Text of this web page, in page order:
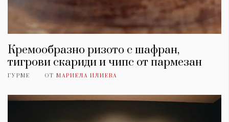
Кремообразно ризото с шафран,
тигрови скариди и чипс от пармезан
ГУРМЕ ОТ МАРИЕЛА ИЛИЕВА